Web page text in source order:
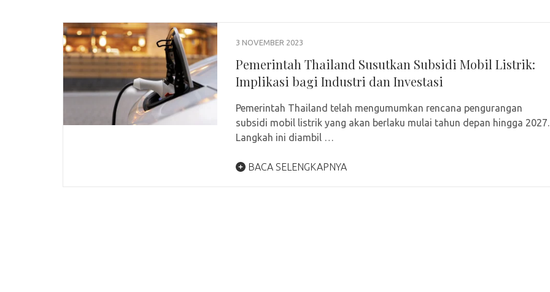
3 NOVEMBER 2023
Pemerintah Thailand Susutkan Subsidi Mobil Listrik:
Implikasi bagi Industri dan Investasi
Pemerintah Thailand telah mengumumkan rencana pengurangan
subsidi mobil listrik yang akan berlaku mulai tahun depan hingga 2027.
Langkah ini diambil …
BACA SELENGKAPNYA